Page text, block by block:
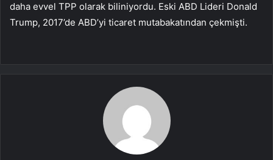
daha evvel TPP olarak biliniyordu. Eski ABD Lideri Donald
Trump, 2017’de ABD’yi ticaret mutabakatından çekmişti.